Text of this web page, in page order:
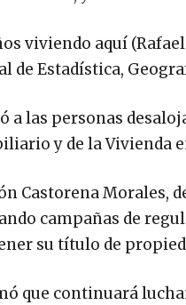
viviendo aquí
de Estadística,
a las personas
y de la Vivienda
Castorena Morales,
campañas de
su título de
que continuará